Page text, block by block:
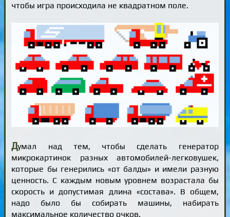
чтобы игра происходила не квадратном поле.
Думал над тем, чтобы сделать генератор
микрокартинок разных автомобилей-легковушек,
которые бы генерились «от балды» и имели разную
ценность. С каждым новым уровнем возрастала бы
скорость и допустимая длина «состава». В общем,
надо было бы собирать машины, набирать
максимальное количество очков.